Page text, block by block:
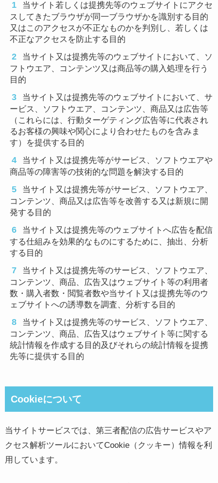
当サイト若しくは提携先等のウェブサイトにアクセ
スしてきたブラウザが同一ブラウザかを識別する目的
又はこのアクセスが不正なものかを判別し、若しくは
不正なアクセスを防止する目的
当サイト又は提携先等のウェブサイトにおいて、ソ
フトウエア、コンテンツ又は商品等の購入処理を行う
目的
当サイト又は提携先等のウェブサイトにおいて、サ
ービス、ソフトウエア、コンテンツ、商品又は広告等
（これらには、行動ターゲティング広告等に代表され
るお客様の興味や関心により合わせたものを含みま
す）を提供する目的
当サイト又は提携先等がサービス、ソフトウエアや
商品等の障害等の技術的な問題を解決する目的
当サイト又は提携先等がサービス、ソフトウエア、
コンテンツ、商品又は広告等を改善する又は新規に開
発する目的
当サイト又は提携先等のウェブサイトへ広告を配信
する仕組みを効果的なものにするために、抽出、分析
する目的
当サイト又は提携先等のサービス、ソフトウエア、
コンテンツ、商品、広告又はウェブサイト等の利用者
数・購入者数・閲覧者数や当サイト又は提携先等のウ
ェブサイトへの誘導数を調査、分析する目的
当サイト又は提携先等のサービス、ソフトウエア、
コンテンツ、商品、広告又はウェブサイト等に関する
統計情報を作成する目的及びそれらの統計情報を提携
先等に提供する目的
Cookieについて
当サイトサービスでは、第三者配信の広告サービスやア
クセス解析ツールにおいてCookie（クッキー）情報を利
用しています。